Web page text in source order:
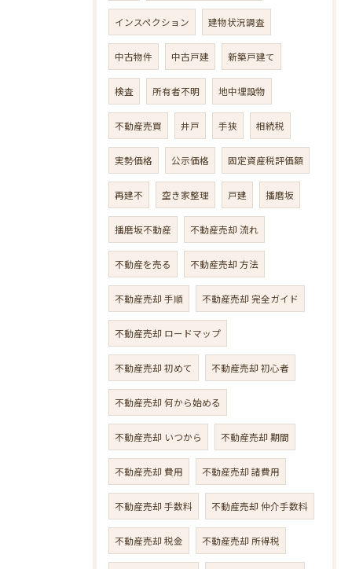
インスペクション 建物状況調査
中古物件 中古戸建 新築戸建て
検査 所有者不明 地中埋設物
不動産売買 井戸 手狭 相続税
実勢価格 公示価格 固定資産税評価額
再建不 空き家整理 戸建 播磨坂
播磨坂不動産 不動産売却 流れ
不動産を売る 不動産売却 方法
不動産売却 手順 不動産売却 完全ガイド
不動産売却 ロードマップ
不動産売却 初めて 不動産売却 初心者
不動産売却 何から始める
不動産売却 いつから 不動産売却 期間
不動産売却 費用 不動産売却 諸費用
不動産売却 手数料 不動産売却 仲介手数料
不動産売却 税金 不動産売却 所得税